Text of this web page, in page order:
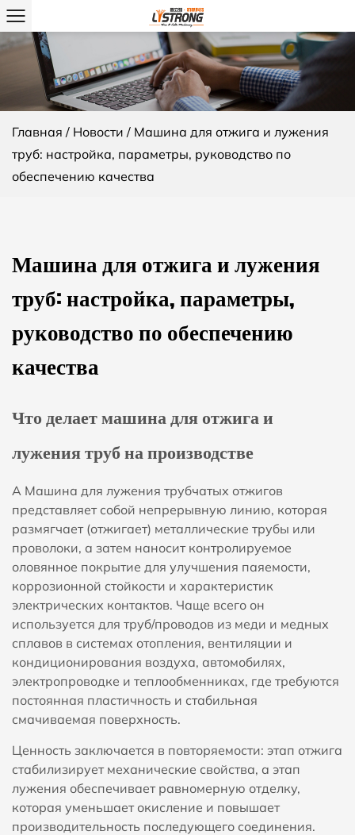
Главная / Новости / Машина для отжига и лужения
труб: настройка, параметры, руководство по
обеспечению качества
Машина для отжига и лужения
труб: настройка, параметры,
руководство по обеспечению
качества
Что делает машина для отжига и
лужения труб на производстве
А Машина для лужения трубчатых отжигов
представляет собой непрерывную линию, которая
размягчает (отжигает) металлические трубы или
проволоки, а затем наносит контролируемое
оловянное покрытие для улучшения паяемости,
коррозионной стойкости и характеристик
электрических контактов. Чаще всего он
используется для труб/проводов из меди и медных
сплавов в системах отопления, вентиляции и
кондиционирования воздуха, автомобилях,
электропроводке и теплообменниках, где требуются
постоянная пластичность и стабильная
смачиваемая поверхность.
Ценность заключается в повторяемости: этап отжига
стабилизирует механические свойства, а этап
лужения обеспечивает равномерную отделку,
которая уменьшает окисление и повышает
производительность последующего соединения.